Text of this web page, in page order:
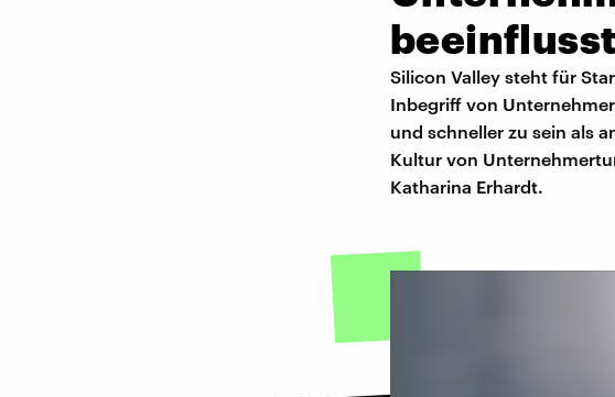
beeinflusst
Silicon Valley steht für
Inbegriff von
und schneller zu sein als
Kultur von
Katharina Erhardt.